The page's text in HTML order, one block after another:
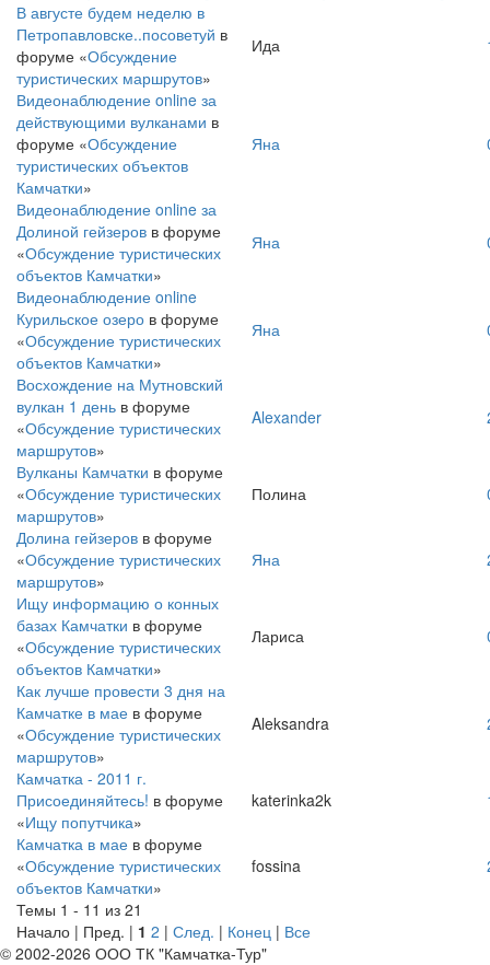
В августе будем неделю в
Петропавловске..посоветуй в
форуме «Обсуждение
туристических маршрутов»
Ида
Видеонаблюдение online за
действующими вулканами в
форуме «Обсуждение
туристических объектов
Камчатки»
Яна
Видеонаблюдение online за
Долиной гейзеров в форуме
«Обсуждение туристических
объектов Камчатки»
Яна
Видеонаблюдение online
Курильское озеро в форуме
«Обсуждение туристических
объектов Камчатки»
Яна
Восхождение на Мутновский
вулкан 1 день в форуме
«Обсуждение туристических
маршрутов»
Alexander
Вулканы Камчатки в форуме
«Обсуждение туристических
маршрутов»
Полина
Долина гейзеров в форуме
«Обсуждение туристических
маршрутов»
Яна
Ищу информацию о конных
базах Камчатки в форуме
«Обсуждение туристических
объектов Камчатки»
Лариса
Как лучше провести 3 дня на
Камчатке в мае в форуме
«Обсуждение туристических
маршрутов»
Aleksandra
Камчатка - 2011 г.
Присоединяйтесь! в форуме
«Ищу попутчика»
katerinka2k
Камчатка в мае в форуме
«Обсуждение туристических
объектов Камчатки»
fossina
Темы 1 - 11 из 21
Начало | Пред. | 1 2 | След. | Конец | Все
© 2002-2026 ООО ТК "Камчатка-Тур"